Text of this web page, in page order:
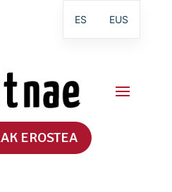
EROSTEA
ES EUS